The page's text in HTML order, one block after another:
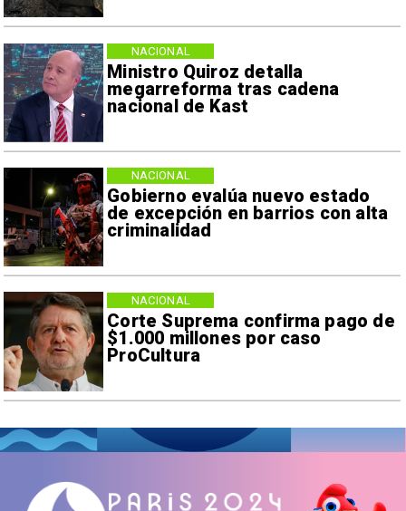
Ministro Quiroz detalla
megarreforma tras cadena
nacional de Kast
NACIONAL
Gobierno evalúa nuevo estado
de excepción en barrios con alta
criminalidad
NACIONAL
Corte Suprema confirma pago de
$1.000 millones por caso
ProCultura
NACIONAL